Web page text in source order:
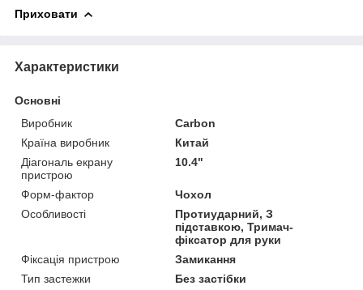
Приховати
Характеристики
Основні
Виробник
Carbon
Країна виробник
Китай
Діагональ екрану
пристрою
10.4"
Форм-фактор
Чохол
Особливості
Протиударний, З
підставкою, Тримач-
фіксатор для руки
Фіксація пристрою
Замикання
Тип застежки
Без застібки